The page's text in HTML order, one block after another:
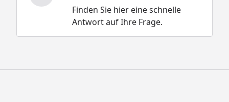
Finden Sie hier eine schnelle
Antwort auf Ihre Frage.